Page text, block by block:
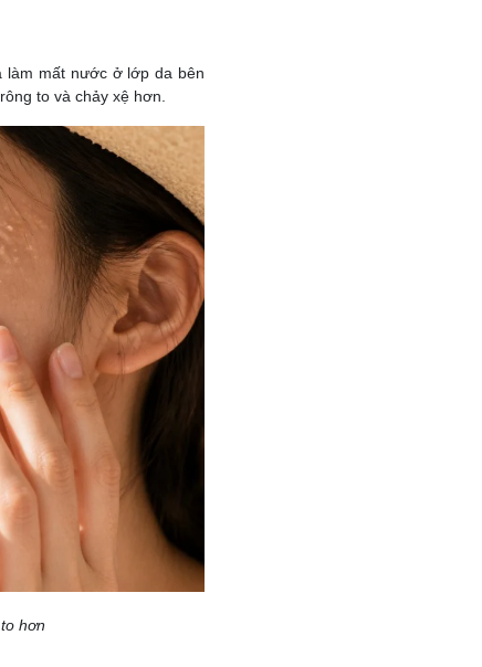
làm mất nước ở lớp da bên
to và chảy xệ hơn.
hơn